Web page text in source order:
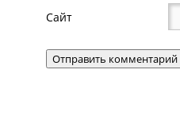
Сайт